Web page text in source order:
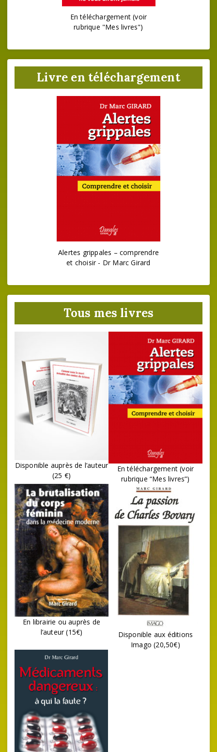
En téléchargement (voir
rubrique "Mes livres")
Livre en téléchargement
Alertes grippales – comprendre
et choisir - Dr Marc Girard
Tous mes livres
Disponible auprès de l’auteur
(25 €)
En téléchargement (voir
rubrique “Mes livres”)
En librairie ou auprès de
l’auteur (15€)
Disponible aux éditions
Imago (20,50€)